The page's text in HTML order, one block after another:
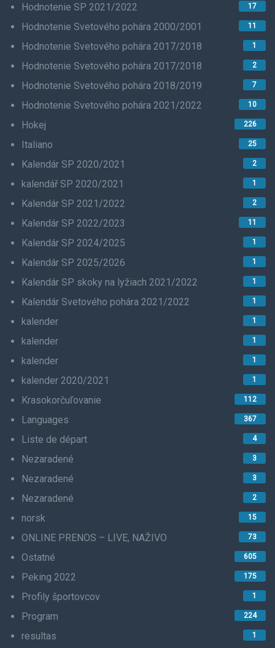
Hodnotenie SP 2021/2022 17
Hodnotenie Svetového pohára 2000/2001 11
Hodnotenie Svetového pohára 2017/2018 1
Hodnotenie Svetového pohára 2017/2018 2
Hodnotenie Svetového pohára 2018/2019 7
Hodnotenie Svetového pohára 2021/2022 10
Hokej 226
Italiano 25
Kalendár SP 2020/2021 2
kalendář SP 2020/2021 1
Kalendár SP 2021/2022 2
Kalendár SP 2022/2023 11
Kalendár SP 2024/2025 1
Kalendár SP 2025/2026 1
Kalendár SP skoky na lyžiach 2021/2022 1
Kalendár Svetového pohára 2021/2022 1
kalender 1
kalender 1
kalender 1
kalender 2020/2021 1
Krasokorčuľovanie 112
Languages 367
Liste de départ 4
Nezaradené 3
Nezaradené 3
Nezaradené 2
norsk 15
ONLINE PRENOS – LIVE, NAŽIVO 73
Ostatné 605
Peking 2022 175
Profily športovcov 1
Program 224
resultas 1